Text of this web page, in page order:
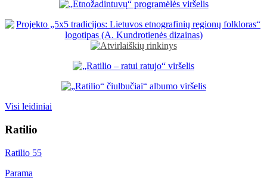
Visi leidiniai
Ratilio
Ratilio 55
Parama